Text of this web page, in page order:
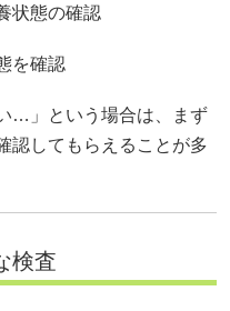
状態の確認
を確認
…」という場合は、まず
認してもらえることが多
検査